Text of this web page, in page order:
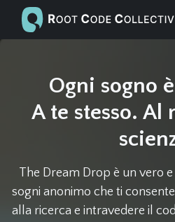
Ogni sogno
A te stesso. Al
The Dream Drop è un vero
sogni anonimo che ti
alla ricerca e intravedere il